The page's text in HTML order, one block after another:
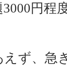
3000円
ず、急